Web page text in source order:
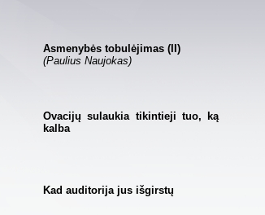
Asmenybės tobulėjimas (II)
(Paulius Naujokas)
Ovacijų sulaukia tikintieji tuo, ką
kalba
Kad auditorija jus išgirstų